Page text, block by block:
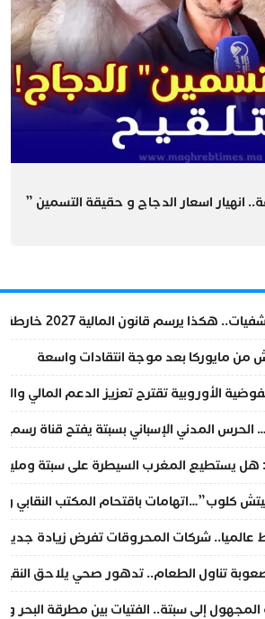
انهيار اسعار الدجاج و حقيقة التسمين ”
يرسم قانون المالية 2027 خارطة المغرب المقبل
من مايوركا بعد موجة انتقادات واسعة
الأوروبية تقترح تعزيز الدعم المالي
الحرس المدني الإسباني بسبتة يفتح قناة
هل يستطيع المغرب السيطرة على سبتة
بيتش كلوب”…اتهامات باقتحام المكتب النقابي
عالميا.. شركات المحروقات تفرض زيادة
تناول الطعام.. تدهور صحي يلاحق النقيب
إلى سبتة.. الفتيات بين مطرقة البحر